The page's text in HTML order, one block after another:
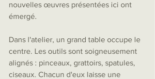
nouvelles œuvres présentées ici ont
émergé.
Dans l'atelier, un grand table occupe le
centre. Les outils sont soigneusement
alignés : pinceaux, grattoirs, spatules,
ciseaux. Chacun d'eux laisse une